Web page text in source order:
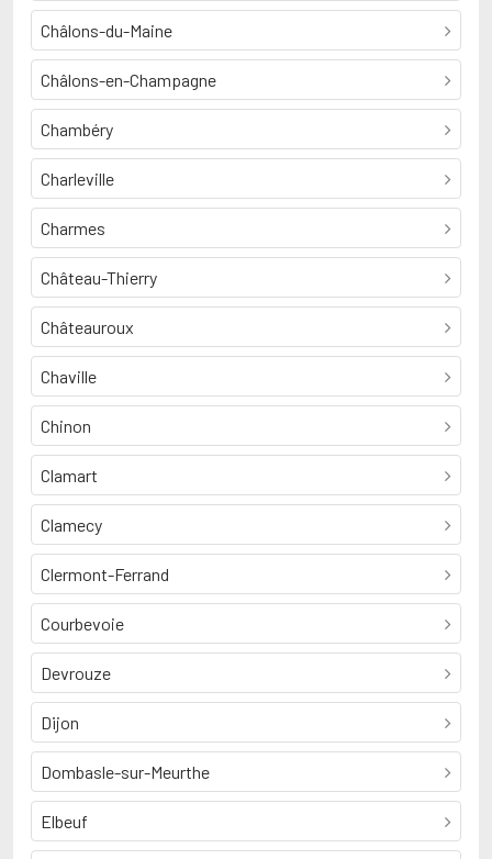
Châlons-du-Maine
Châlons-en-Champagne
Chambéry
Charleville
Charmes
Château-Thierry
Châteauroux
Chaville
Chinon
Clamart
Clamecy
Clermont-Ferrand
Courbevoie
Devrouze
Dijon
Dombasle-sur-Meurthe
Elbeuf